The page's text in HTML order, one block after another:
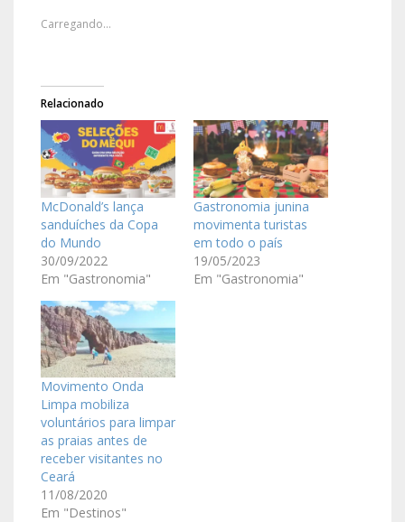
Carregando...
Relacionado
McDonald’s lança
sanduíches da Copa
do Mundo
30/09/2022
Em "Gastronomia"
Gastronomia junina
movimenta turistas
em todo o país
19/05/2023
Em "Gastronomia"
Movimento Onda
Limpa mobiliza
voluntários para limpar
as praias antes de
receber visitantes no
Ceará
11/08/2020
Em "Destinos"